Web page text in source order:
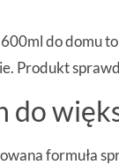
do domu
Produkt
do
formuła